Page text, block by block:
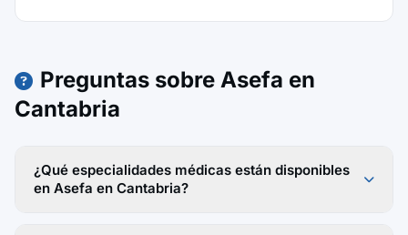
Preguntas sobre Asefa en
Cantabria
¿Qué especialidades médicas están disponibles
en Asefa en Cantabria?